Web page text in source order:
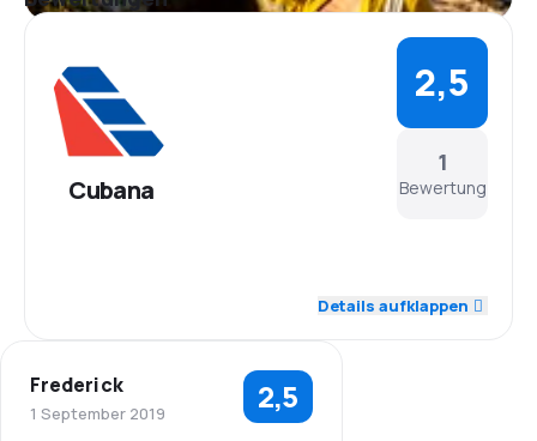
Cubana
1
Bewertung
2,5
Flugnetz
Details aufklappen
Frederick
1 September 2019 2,5